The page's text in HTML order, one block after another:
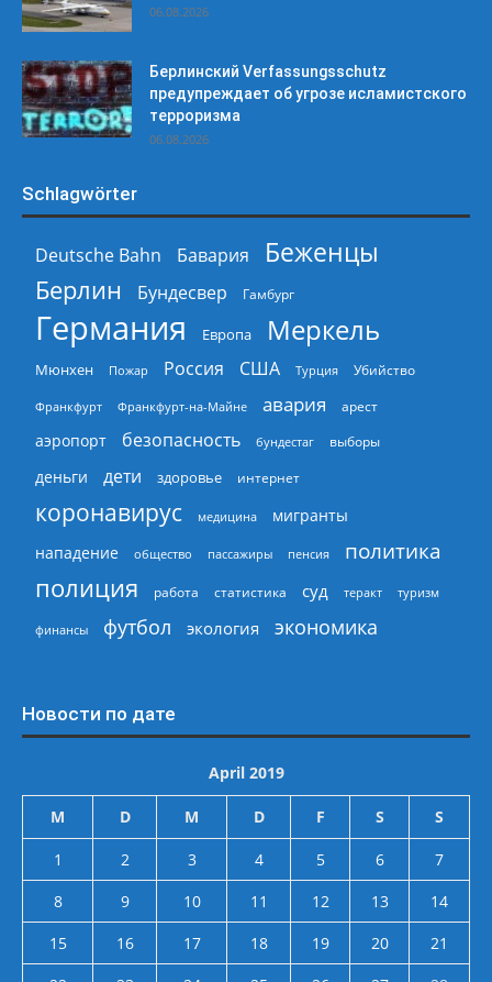
06.08.2026
Берлинский Verfassungsschutz
предупреждает об угрозе исламистского
терроризма
06.08.2026
Schlagwörter
Deutsche Bahn Бавария
Беженцы
Берлин
Бундесвер Гамбург
Германия Европа Меркель
Мюнхен Пожар Россия США Турция Убийство
Франкфурт Франкфурт-на-Майне авария арест
аэропорт безопасность бундестаг выборы
деньги дети здоровье интернет
коронавирус медицина
мигранты
нападение
общество пассажиры пенсия политика
полиция работа статистика суд теракт туризм
финансы футбол экология экономика
Новости по дате
April 2019
M D M D F S S
1 2 3 4 5 6
7
8
9 10 11 12 13
14
15
16 17 18 19 20
21